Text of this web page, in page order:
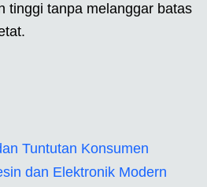
tinggi tanpa melanggar batas
Tuntutan Konsumen
dan Elektronik Modern